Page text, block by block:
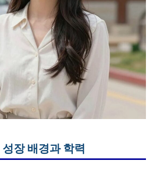
장 배경과 학력